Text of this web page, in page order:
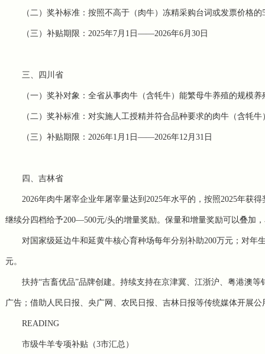
（二）奖补标准：按照不高于（肉牛）冻精采购台词或发票价格
（三）补贴期限：2025年7月1日——2026年6月30日
三、四川省
（一）奖补对象：全省从事肉牛（含牦牛）能繁母牛养殖的规模
（二）奖补标准：对实施人工授精并符合品种要求的肉牛（含牦
（三）补贴期限：2026年1月1日——2026年12月31日
四、吉林省
2026年肉牛屠宰企业年屠宰量达到2025年水平的，按照2025年获
继续分四档给予200—500元/头的增量奖励。保量和增量奖励可以叠加
对国家级延边牛和延黄牛核心育种场每年分别补助200万元；对年
元。
扶持“吉畜优品”品牌创建。持续支持在京津冀、江浙沪、粤港澳
广告；借助人民日报、央广网、农民日报、吉林日报等传统媒体开展公
READING
市级牛羊专项补贴（3市汇总）